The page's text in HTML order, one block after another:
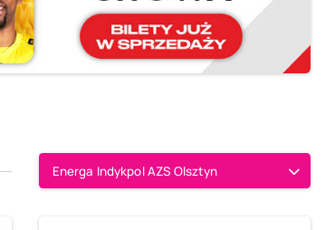
Energa Indykpol AZS Olsztyn